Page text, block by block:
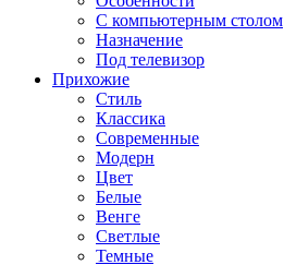
С компьютерным столом
Назначение
Под телевизор
Прихожие
Стиль
Классика
Современные
Модерн
Цвет
Белые
Венге
Светлые
Темные